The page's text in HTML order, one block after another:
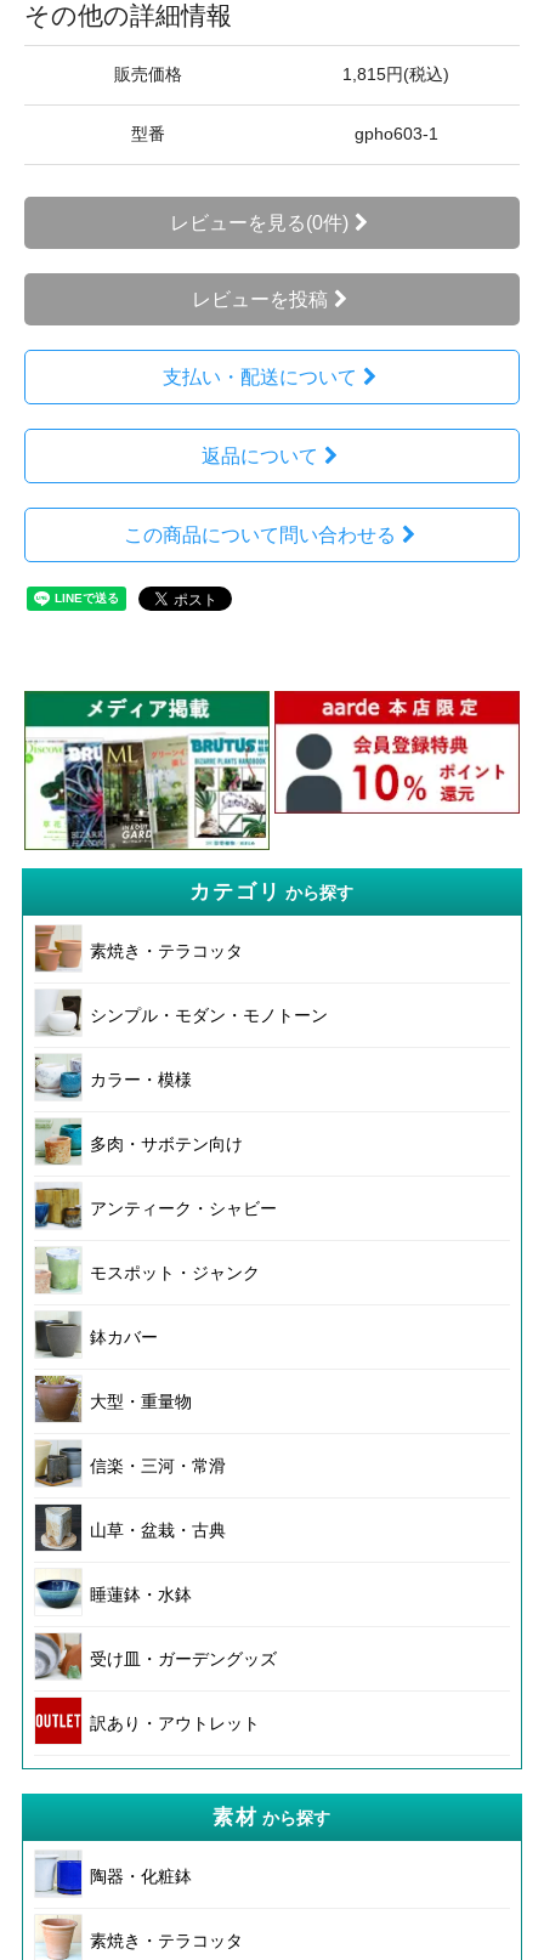
その他の詳細情報
販売価格 1,815円(税込)
型番 gpho603-1
レビューを見る(0件)
レビューを投稿
支払い・配送について
返品について
この商品について問い合わせる
カテゴリ から探す
素焼き・テラコッタ
シンプル・モダン・モノトーン
カラー・模様
多肉・サボテン向け
アンティーク・シャビー
モスポット・ジャンク
鉢カバー
大型・重量物
信楽・三河・常滑
山草・盆栽・古典
睡蓮鉢・水鉢
受け皿・ガーデングッズ
訳あり・アウトレット
素材 から探す
陶器・化粧鉢
素焼き・テラコッタ